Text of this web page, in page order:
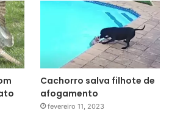
Cachorro salva filhote de
afogamento
fevereiro 11, 2023